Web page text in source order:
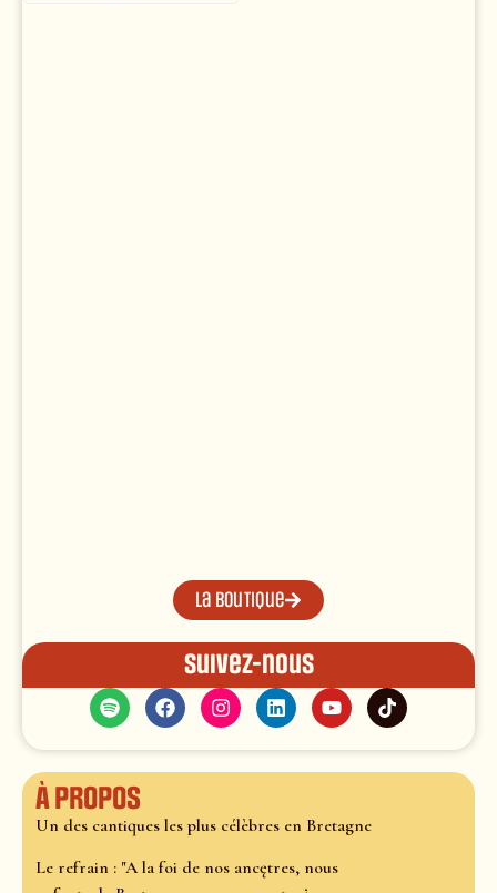
La boutique
Suivez-nous
À propos
Un des cantiques les plus célèbres en Bretagne
Le refrain : "A la foi de nos ancętres, nous